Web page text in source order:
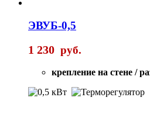
ЭВУБ-0,5
1 230 руб.
крепление на стене /